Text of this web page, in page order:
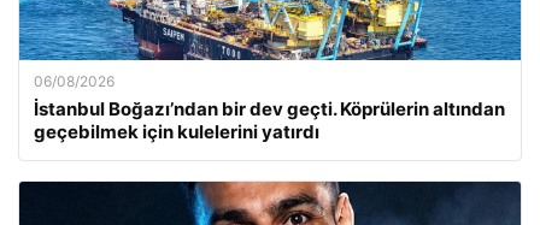
06/08/2026
İstanbul Boğazı’ndan bir dev geçti. Köprülerin altından
geçebilmek için kulelerini yatırdı